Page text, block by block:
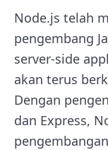
Node.js telah
pengembang
server-side
akan terus
Dengan
dan Express,